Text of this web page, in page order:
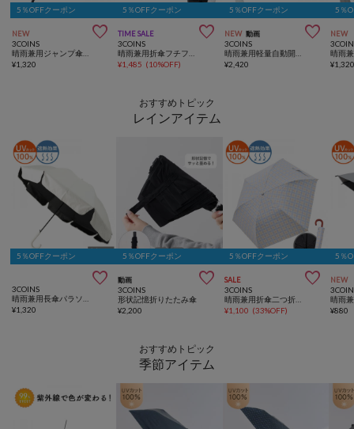
5％OFFクーポン
NEW 
3COINS
¥1,320
5％OFFクーポン
TIME SALE 
3COINS
¥1,485 (10%OFF)
5％OFFクーポン
NEW 動画 
3COINS
¥2,420
5％
NEW
¥
おすすめトピック
レインアイテム
5％OFFクーポン

3COINS
¥1,320
5％OFFクーポン
動画 
3COINS
形状記憶折りたたみ傘
¥2,200
5％OFFクーポン
SALE 
3COINS
晴雨兼用折傘二つ折りチェック
¥1,100 (33%OFF)
5％
NEW
¥880
おすすめトピック
季節アイテム